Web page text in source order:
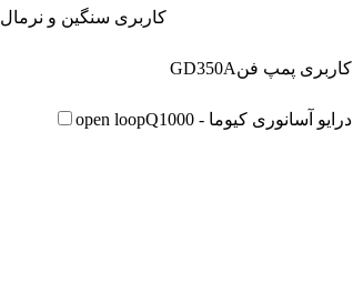
کاربری سنگین و نرمال
کاربری پمپ فنGD350A
درایو آسانوری کیوما - open loop Q1000